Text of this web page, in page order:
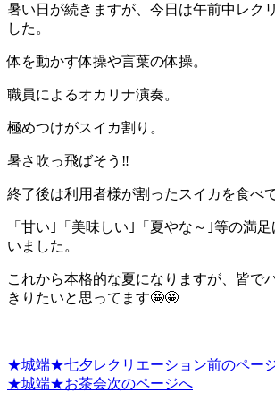
暑い日が続きますが、今日は午前中レク
した。
体を動かす体操や言葉の体操。
職員によるオカリナ演奏。
極めつけがスイカ割り。
暑さ吹っ飛ばそう‼️
終了後は利用者様が割ったスイカを食べ
「甘い｣「美味しい｣「夏やな～｣等の満
いました。
これから本格的な夏になりますが、皆で
きりたいと思ってます🤩🤩
投
★城端★七夕レクリエーション前のペー
★城端★お茶会次のページへ